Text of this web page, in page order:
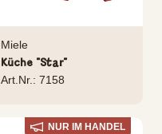
Miele
Küche "Star"
Art.Nr.: 7158
NUR IM HANDEL